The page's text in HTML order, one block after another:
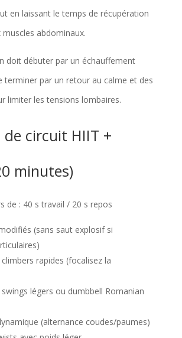
en laissant le temps de récupération
muscles abdominaux.
doit débuter par un échauffement
terminer par un retour au calme et des
limiter les tensions lombaires.
de circuit HIIT +
minutes)
de : 40 s travail / 20 s repos
(sans saut explosif si
rapides (focalisez la
légers ou dumbbell Romanian
(alternance coudes/paumes)